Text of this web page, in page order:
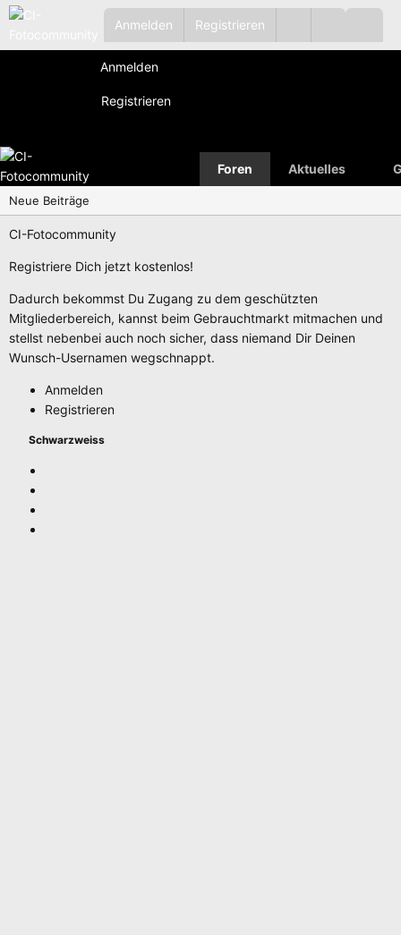
Anmelden Registrieren
Anmelden
Registrieren
Foren Aktuelles
Neue Beiträge
CI-Fotocommunity
Registriere Dich jetzt kostenlos!
Dadurch bekommst Du Zugang zu dem geschützten
Mitgliederbereich, kannst beim Gebrauchtmarkt mitmachen und
stellst nebenbei auch noch sicher, dass niemand Dir Deinen
Wunsch-Usernamen wegschnappt.
Anmelden
Registrieren
Schwarzweiss